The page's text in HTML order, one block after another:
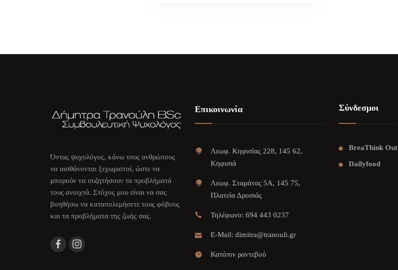
Όντας ψυχολόγος, κάνω τους ανθρώπους
να αισθάνονται ξεχωριστοί, ώστε να
μπορούν να συζητήσουν τα προβλήματά
τους ανοιχτά. Στόχος μου είναι να σας
βοηθήσω να καταπολεμήσετε τους φόβους
και τα προβλήματα της ζωής σας.
Επικοινωνία
Λεωφ. Κηφισίας 228, 145 62,
Κηφισιά
Λεωφ. Σταμάτας 5Α, 145 75,
Πλατεία Δροσιάς
Τηλέφωνο: 694 443 0237
E-Mail: dimitra@tranouli.gr
Κατόπιν ραντεβού
Σύνδεσμοι
BreaThink Out
Dailyfood